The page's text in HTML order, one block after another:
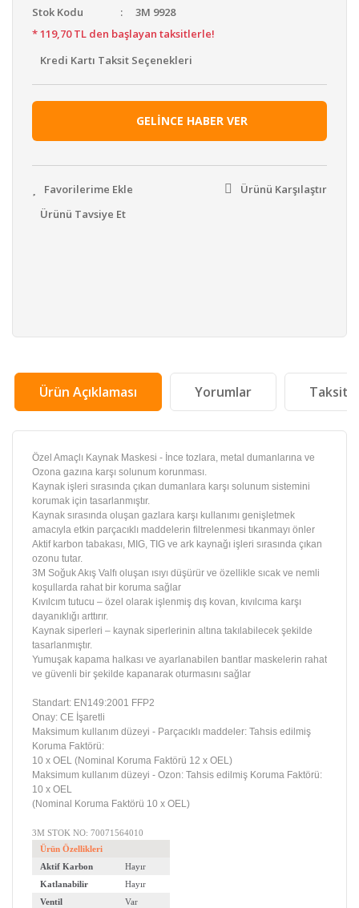
Stok Kodu
3M 9928
* 119,70 TL den başlayan taksitlerle!
Kredi Kartı Taksit Seçenekleri
GELİNCE HABER VER
Ürünü Karşılaştır
Ürünü Tavsiye Et
Ürün Açıklaması Yorumlar Taksit
Özel Amaçlı Kaynak Maskesi - İnce tozlara, metal dumanlarına ve
Ozona gazına karşı solunum korunması.
Kaynak işleri sırasında çıkan dumanlara karşı solunum sistemini
korumak için tasarlanmıştır.
Kaynak sırasında oluşan gazlara karşı kullanımı genişletmek
amacıyla etkin parçacıklı maddelerin filtrelenmesi tıkanmayı önler
Aktif karbon tabakası, MIG, TIG ve ark kaynağı işleri sırasında çıkan
ozonu tutar.
3M Soğuk Akış Valfı oluşan ısıyı düşürür ve özellikle sıcak ve nemli
koşullarda rahat bir koruma sağlar
Kıvılcım tutucu – özel olarak işlenmiş dış kovan, kıvılcıma karşı
dayanıklığı arttırır.
Kaynak siperleri – kaynak siperlerinin altına takılabilecek şekilde
tasarlanmıştır.
Yumuşak kapama halkası ve ayarlanabilen bantlar maskelerin rahat
ve güvenli bir şekilde kapanarak oturmasını sağlar
Standart: EN149:2001 FFP2
Onay: CE İşaretli
Maksimum kullanım düzeyi - Parçacıklı maddeler: Tahsis edilmiş
Koruma Faktörü:
10 x OEL (Nominal Koruma Faktörü 12 x OEL)
Maksimum kullanım düzeyi - Ozon: Tahsis edilmiş Koruma Faktörü:
10 x OEL
(Nominal Koruma Faktörü 10 x OEL)
3M STOK NO: 70071564010
Ürün Özellikleri
Aktif Karbon
Hayır
Katlanabilir
Hayır
Ventil
Var